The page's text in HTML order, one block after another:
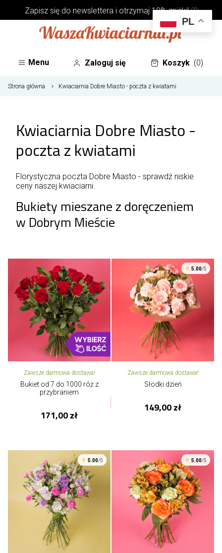
Zapisz się do newsletterai otrzymaj 10% zniżki! ♡
Menu Zaloguj się Koszyk (0)
Strona główna Kwiaciarnia Dobre Miasto - poczta z kwiatami
Kwiaciarnia Dobre Miasto -
poczta z kwiatami
Florystyczna poczta Dobre Miasto - sprawdź niskie
ceny naszej kwiaciarni.
Bukiety mieszane z doręczeniem
w Dobrym Mieście
Zawsze darmowa dostawa!
Bukiet od 7 do 1000 róż z
przybraniem
171,00 zł
5.00/5
Zawsze darmowa dostawa!
Słodki dzień
149,00 zł
5.00/5 5.00/5
PL